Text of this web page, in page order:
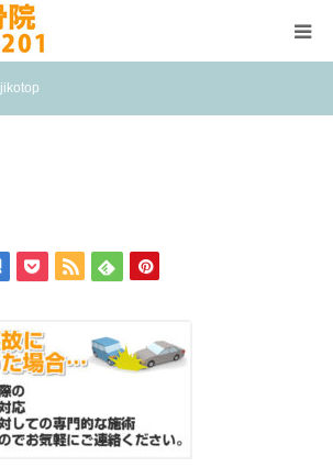
jikotop